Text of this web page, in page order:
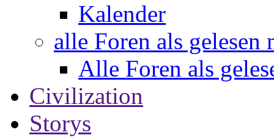
Kalender
alle Foren als gelesen
Alle Foren als
Civilization
Storys